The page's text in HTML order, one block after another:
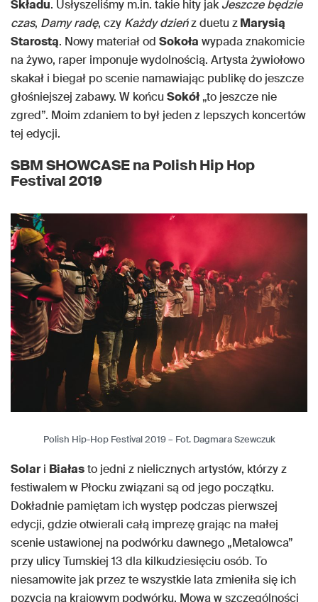
Składu. Usłyszeliśmy m.in. takie hity jakJeszcze będzie
czas, Damy radę, czy Każdy dzieńz duetu zMarysią
Starostą. Nowy materiał od Sokoła wypada znakomicie
na żywo, raper imponuje wydolnością. Artysta żywiołowo
skakał i biegał po scenie namawiając publikę do jeszcze
głośniejszej zabawy. W końcu Sokół „to jeszcze nie
zgred”. Moim zdaniem to był jeden z lepszych koncertów
tej edycji.
SBM SHOWCASEna Polish Hip Hop
Festival 2019
Polish Hip-Hop Festival 2019 – Fot. Dagmara Szewczuk
Solari Białasto jedni z nielicznych artystów, którzy z
festiwalem w Płocku związani są od jego początku.
Dokładnie pamiętam ich występ podczas pierwszej
edycji, gdzie otwierali całą imprezę grając na małej
scenie ustawionej na podwórku dawnego „Metalowca”
przy ulicy Tumskiej 13 dla kilkudziesięciu osób. To
niesamowite jak przez te wszystkie lata zmieniła się ich
pozycja na krajowym podwórku. Mowa w szczególności